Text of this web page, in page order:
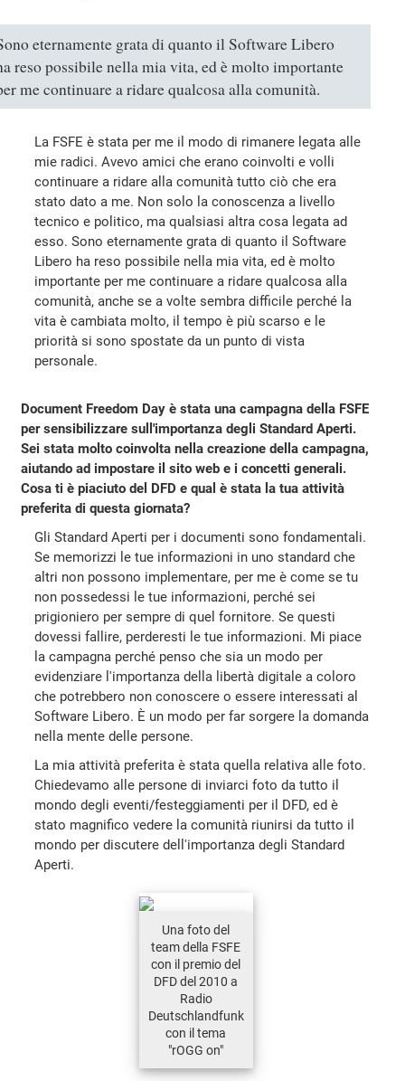
eternamente grata di quanto il Software Libero
reso possibile nella mia vita, ed è molto importante
me continuare a ridare qualcosa alla comunità.
La FSFE è stata per me il modo di rimanere legata alle
mie radici. Avevo amici che erano coinvolti e volli
continuare a ridare alla comunità tutto ciò che era
stato dato a me. Non solo la conoscenza a livello
tecnico e politico, ma qualsiasi altra cosa legata ad
esso. Sono eternamente grata di quanto il Software
Libero ha reso possibile nella mia vita, ed è molto
importante per me continuare a ridare qualcosa alla
comunità, anche se a volte sembra difficile perché la
vita è cambiata molto, il tempo è più scarso e le
priorità si sono spostate da un punto di vista
personale.
Document Freedom Day è stata una campagna della FSFE
per sensibilizzare sull'importanza degli Standard Aperti.
Sei stata molto coinvolta nella creazione della campagna,
aiutando ad impostare il sito web e i concetti generali.
Cosa ti è piaciuto del DFD e qual è stata la tua attività
preferita di questa giornata?
Gli Standard Aperti per i documenti sono fondamentali.
Se memorizzi le tue informazioni in uno standard che
altri non possono implementare, per me è come se tu
non possedessi le tue informazioni, perché sei
prigioniero per sempre di quel fornitore. Se questi
dovessi fallire, perderesti le tue informazioni. Mi piace
la campagna perché penso che sia un modo per
evidenziare l'importanza della libertà digitale a coloro
che potrebbero non conoscere o essere interessati al
Software Libero. È un modo per far sorgere la domanda
nella mente delle persone.
La mia attività preferita è stata quella relativa alle foto.
Chiedevamo alle persone di inviarci foto da tutto il
mondo degli eventi/festeggiamenti per il DFD, ed è
stato magnifico vedere la comunità riunirsi da tutto il
mondo per discutere dell'importanza degli Standard
Aperti.
Una foto del
team della FSFE
con il premio del
DFD del 2010 a
Radio
Deutschlandfunk
con il tema
"rOGG on"